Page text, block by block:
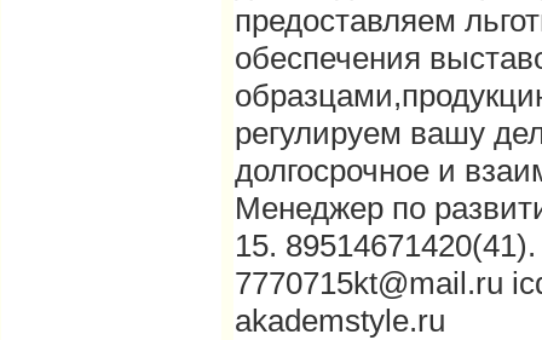
предоставляем
обеспечения
регулируем вашу
долгосрочное и
Менеджер по
15.
7770715kt@mail.ru
akademstyle.ru